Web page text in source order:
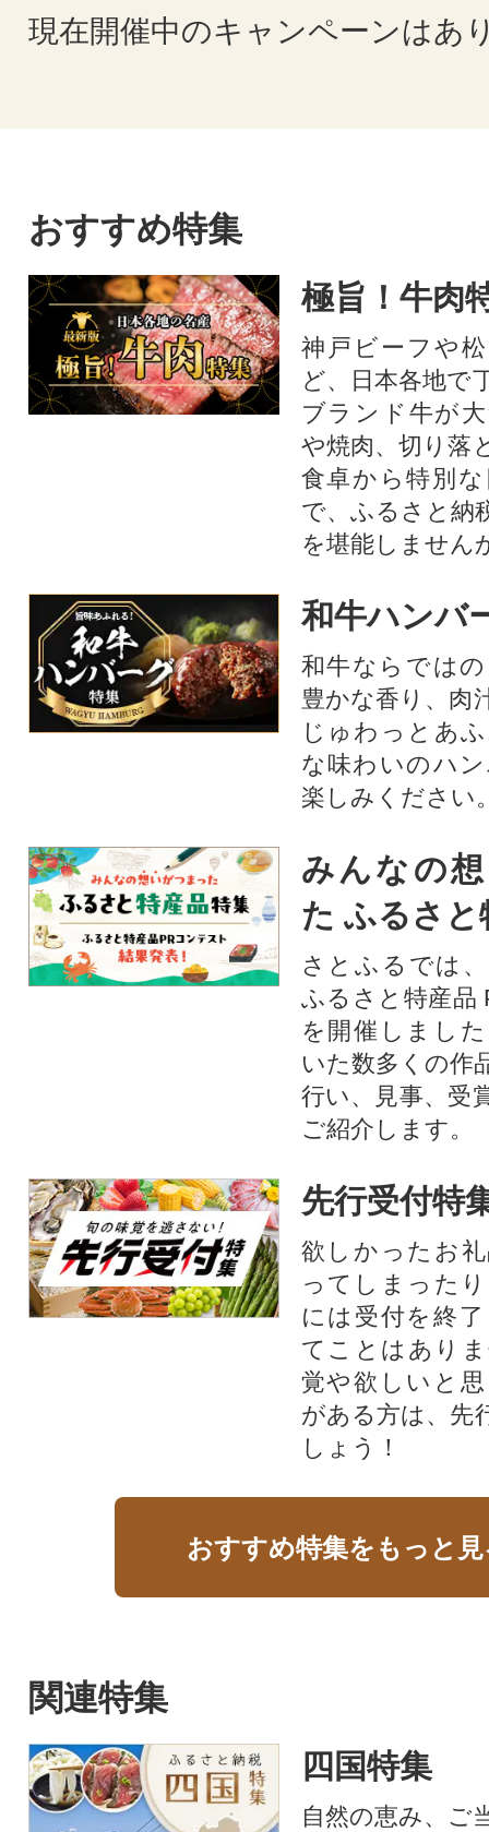
現在開催中のキャンペーンはあ
おすすめ特集
極旨！牛肉
神戸ビーフや
ど、日本各地で
ブランド牛が
や焼肉、切り落
食卓から特別
で、ふるさと納
を堪能しません
和牛ハンバ
和牛ならでは
豊かな香り、肉
じゅわっとあ
な味わいのハ
楽しみください
みんなの
た ふるさと
さとふるでは
ふるさと特産品
を開催しまし
いた数多くの作
行い、見事、受
ご紹介します。
先行受付特
欲しかったお
ってしまった
には受付を終
てことはあり
覚や欲しいと
がある方は、先
しょう！
おすすめ特集をもっと
関連特集
四国特集
自然の恵み、ご